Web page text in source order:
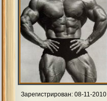
Зарегистрирован: 08-11-2010